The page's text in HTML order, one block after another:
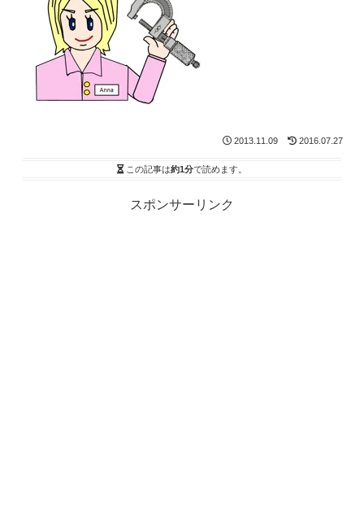
2013.11.09 2016.07.27
この記事は約1分で読めます。
スポンサーリンク